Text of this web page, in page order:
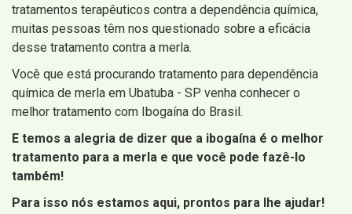
tratamentos terapêuticos contra a dependência química,
muitas pessoas têm nos questionado sobre a eficácia
desse tratamento contra a merla.
Você que está procurando tratamento para dependência
química de merla em Ubatuba - SP venha conhecer o
melhor tratamento com Ibogaína do Brasil.
E temos a alegria de dizer que a ibogaína é o melhor
tratamento para a merla e que você pode fazê-lo
também!
Para isso nós estamos aqui, prontos para lhe ajudar!